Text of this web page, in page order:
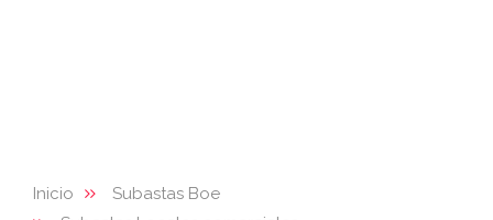
Inicio
Subastas Boe